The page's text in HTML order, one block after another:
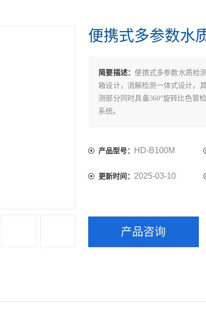
便携式多参数水
简要描述：便携式多参数水质检
箱设计，消解检测一体式设计，
测部分同时具备360°旋转比色管
系统。
产品型号： HD-B100M
更新时间： 2025-03-10
产品咨询